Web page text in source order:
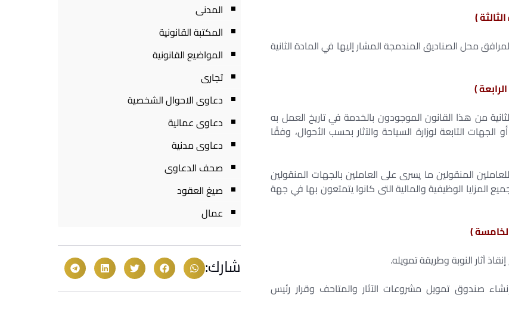
)
محل الصناديق المندمجة المشار إليها في المادة الثانية
)
من هذا القانون الموجودون بالخدمة في تاريخ العمل به
التابعة لوزارة السياحة والآثار بحسب الأحوال، وفقًا
المنقولين ما يسرى على العاملين بالجهات المنقولين
المزايا الوظيفية والمالية التى كانوا يتمتعون بها في جهة
)
يلغى قرار رئيس الجمهورية رقم 1443 لسنة 1966 بإنشاء صندوق تمويل مشروعات الآثار والمتاحف وقرار رئيس
المدنى
المكتبة القانونية
المواضيع القانونية
تجارى
دعاوى الاحوال الشخصية
دعاوى عمالية
دعاوى مدنية
صحف الدعاوى
صيغ العقود
عمال
شارك: